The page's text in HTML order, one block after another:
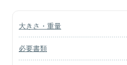
大きさ・重量
必要書類